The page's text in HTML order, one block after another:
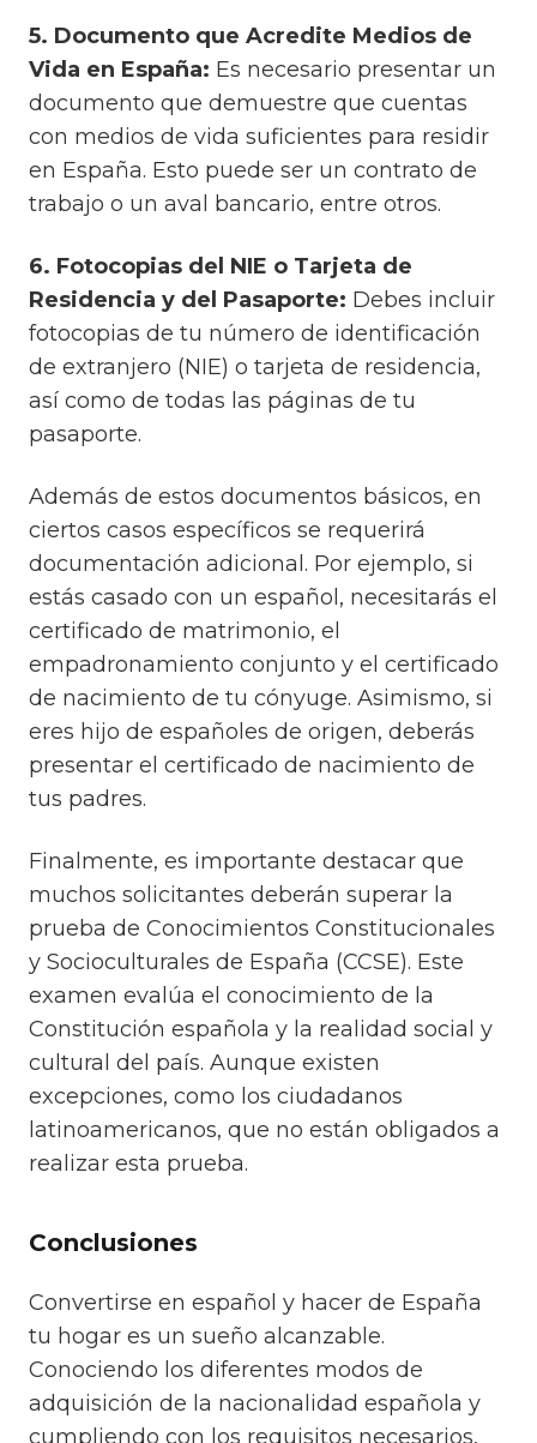
5. Documento que Acredite Medios de
Vida en España: Es necesario presentar un
documento que demuestre que cuentas
con medios de vida suficientes para residir
en España. Esto puede ser un contrato de
trabajo o un aval bancario, entre otros.
6. Fotocopias del NIE o Tarjeta de
Residencia y del Pasaporte: Debes incluir
fotocopias de tu número de identificación
de extranjero (NIE) o tarjeta de residencia,
así como de todas las páginas de tu
pasaporte.
Además de estos documentos básicos, en
ciertos casos específicos se requerirá
documentación adicional. Por ejemplo, si
estás casado con un español, necesitarás el
certificado de matrimonio, el
empadronamiento conjunto y el certificado
de nacimiento de tu cónyuge. Asimismo, si
eres hijo de españoles de origen, deberás
presentar el certificado de nacimiento de
tus padres.
Finalmente, es importante destacar que
muchos solicitantes deberán superar la
prueba de Conocimientos Constitucionales
y Socioculturales de España (CCSE). Este
examen evalúa el conocimiento de la
Constitución española y la realidad social y
cultural del país. Aunque existen
excepciones, como los ciudadanos
latinoamericanos, que no están obligados a
realizar esta prueba.
Conclusiones
Convertirse en español y hacer de España
tu hogar es un sueño alcanzable.
Conociendo los diferentes modos de
adquisición de la nacionalidad española y
cumpliendo con los requisitos necesarios,